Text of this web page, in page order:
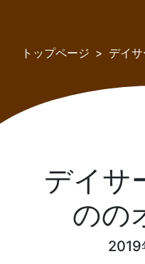
トップページ デイ
デイサ
のの
2019